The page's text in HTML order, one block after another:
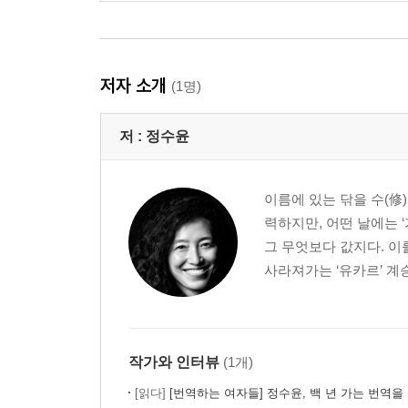
저자 소개 (1명)
저 : 정수윤
이름에 있는 닦을 수(修
력하지만, 어떤 날에는
그 무엇보다 값지다. 이
사라져가는 ‘유카르’
작가와 인터뷰 (1개)
[읽다] [번역하는 여자들] 정수윤, 백 년 가는 번역을